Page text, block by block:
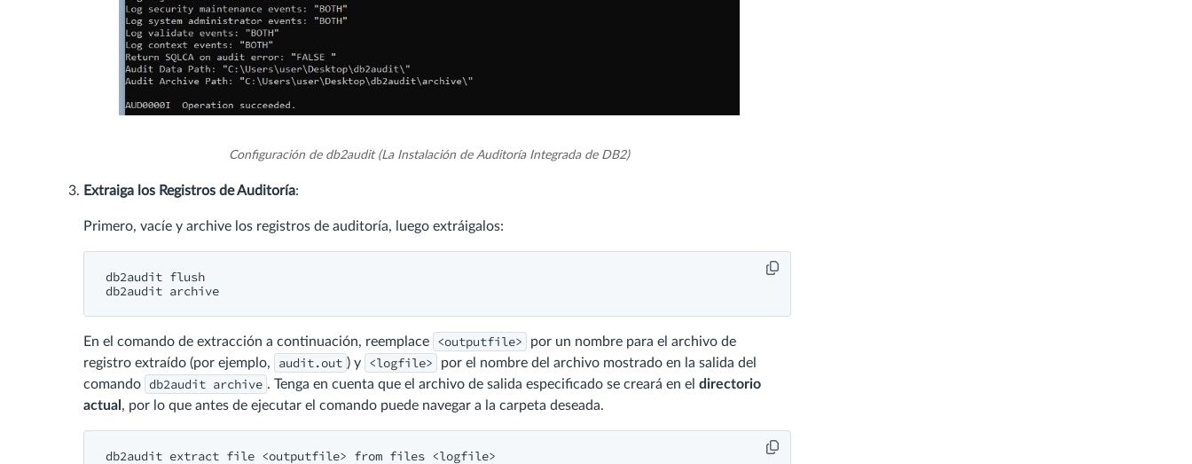
Configuración de db2audit (La Instalación de Auditoría Integrada de DB2)
Extraiga los Registros de Auditoría:
Primero, vacíe y archive los registros de auditoría, luego extráigalos:
db2audit flush
db2audit archive
En el comando de extracción a continuación, reemplace <outputfile>
por un nombre para el archivo de
registro extraído (por ejemplo,
audit.out ) y <logfile>
por el nombre del archivo mostrado en la salida del
comando db2audit archive . Tenga en cuenta que el archivo de salida especificado se creará en el directorio
actual , por lo que antes de ejecutar el comando puede navegar a la carpeta deseada.
db2audit extract file <outputfile> from files <logfile>